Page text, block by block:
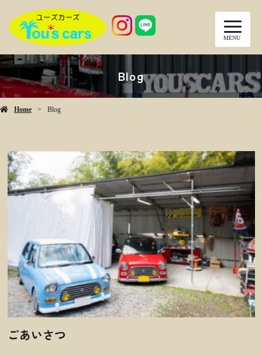
MENU
Blog
Home Blog
ごあいさつ